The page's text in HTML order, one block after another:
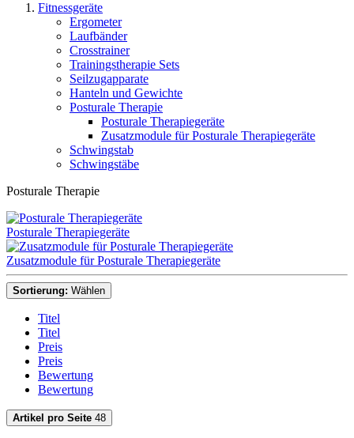
Fitnessgeräte
Ergometer
Laufbänder
Crosstrainer
Trainingstherapie Sets
Seilzugapparate
Hanteln und Gewichte
Posturale Therapie
Posturale Therapiegeräte
Zusatzmodule für Posturale Therapiegeräte
Schwingstab
Schwingstäbe
Posturale Therapie
Posturale Therapiegeräte
Zusatzmodule für Posturale Therapiegeräte
Sortierung: Wählen
Titel
Titel
Preis
Preis
Bewertung
Bewertung
Artikel pro Seite 48